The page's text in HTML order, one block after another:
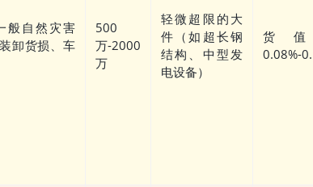
般自然灾害
卸货损、车
500
万-2000
万
轻微超限的大
件（如超长钢
结构、中型发
电设备）
货
0.08%-